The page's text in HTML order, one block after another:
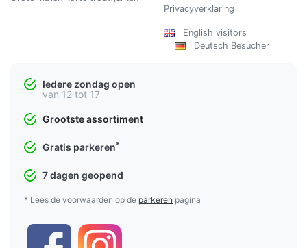
Privacyverklaring
English visitors
Deutsch Besucher
Iedere zondag open
van 12 tot 17
Grootste assortiment
Gratis parkeren*
7 dagen geopend
* Lees de voorwaarden op de parkeren pagina